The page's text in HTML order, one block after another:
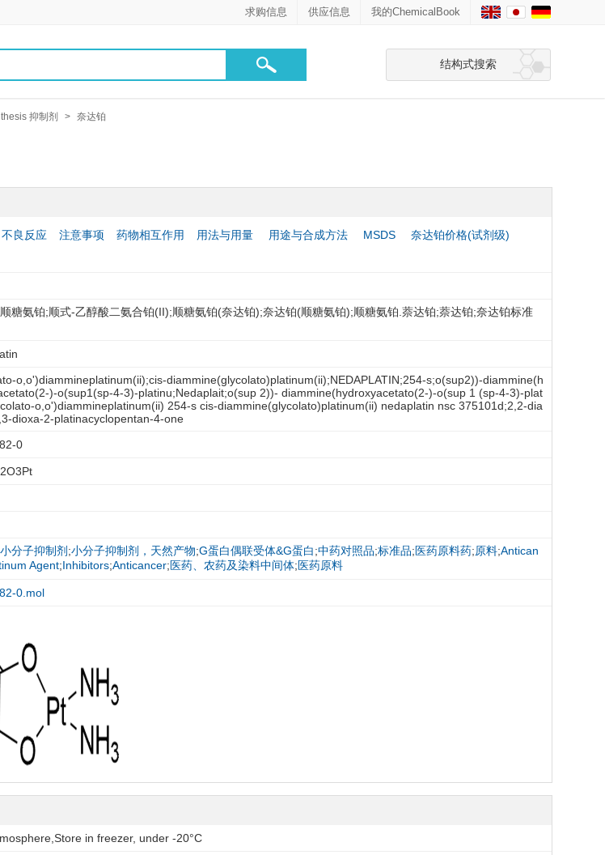
我的ChemicalBook
供应信息
求购信息
结构式搜索
抑制剂 > 奈达铂
不良反应 注意事项 药物相互作用 用法与用量 用途与合成方法 MSDS
奈达铂价格(试剂级)
糖氨铂;顺式-乙醇酸二氨合铂(II);顺糖氨铂(奈达铂);奈达铂(顺糖氨铂);顺糖氨铂.萘达铂;萘达铂;奈达铂标准
o,o')diammineplatinum(ii);cis-diammine(glycolato)platinum(ii);NEDAPLATIN;254-s;o(sup2))-diammine(h
)-o(sup1(sp-4-3)-platinu;Nedaplait;o(sup 2))- diammine(hydroxyacetato(2-)-o(sup 1 (sp-4-3)-plat
o,o')diammineplatinum(ii) 254-s cis-diammine(glycolato)platinum(ii) nedaplatin nsc 375101d;2,2-dia
dioxa-2-platinacyclopentan-4-one
0
小分子抑制剂 ;小分子抑制剂，天然产物;G蛋白偶联受体&G蛋白;中药对照品;标准品;医药原料药;原料;Antican
Agent;Inhibitors;Anticancer;医药、农药及染料中间体;医药原料
0.mol
in freezer, under -20°C